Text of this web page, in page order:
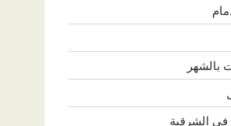
بالشهر
الشرقية